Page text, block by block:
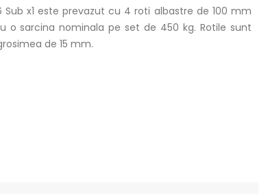
x1 este prevazut cu 4 roti albastre de 100 mm
sarcina nominala pe set de 450 kg. Rotile sunt
de 15 mm.